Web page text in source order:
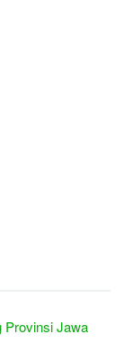
Provinsi Jawa